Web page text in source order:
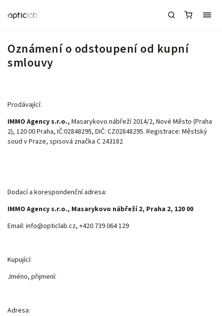
Oznámení o odstoupení od kupní
smlouvy
Prodávající:
IMMO Agency s.r.o., Masarykovo nábřeží 2014/2, Nové Město (Praha
2), 120 00 Praha, IČ:02848295, DIČ: CZ02848295. Registrace: Městský
soud v Praze, spisová značka C 243182
Dodací a korespondenční adresa:
IMMO Agency s.r.o., Masarykovo nábřeží 2, Praha 2, 120 00
Email: info@opticlab.cz, +420 739 064 129
Kupující:
Jméno, přijmení:
Adresa: